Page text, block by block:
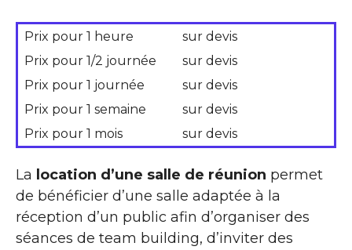
Prix pour 1 heure
sur devis
Prix pour 1/2 journée
sur devis
Prix pour 1 journée
sur devis
Prix pour 1 semaine
sur devis
Prix pour 1 mois
sur devis
La location d’une salle de réunion permet
de bénéficier d’une salle adaptée à la
réception d’un public afin d’organiser des
séances de team building, d’inviter des